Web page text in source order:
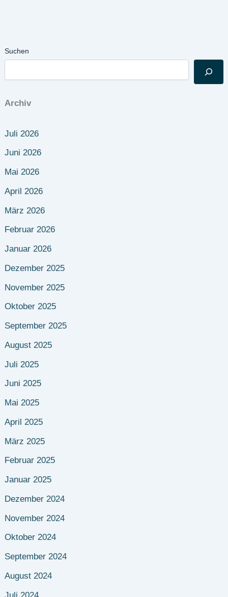
Suchen
Archiv
Juli 2026
Juni 2026
Mai 2026
April 2026
März 2026
Februar 2026
Januar 2026
Dezember 2025
November 2025
Oktober 2025
September 2025
August 2025
Juli 2025
Juni 2025
Mai 2025
April 2025
März 2025
Februar 2025
Januar 2025
Dezember 2024
November 2024
Oktober 2024
September 2024
August 2024
Juli 2024